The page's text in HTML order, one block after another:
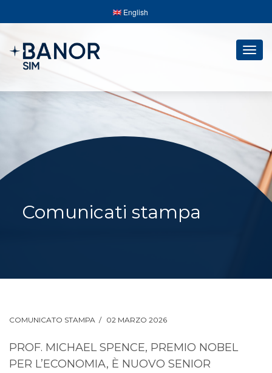
English
Comunicati stampa
COMUNICATO STAMPA 02 MARZO 2026
PROF. MICHAEL SPENCE, PREMIO NOBEL
PER L’ECONOMIA, È NUOVO SENIOR